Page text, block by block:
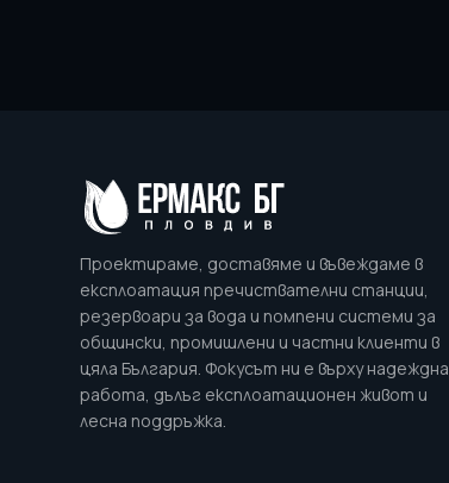
Проектираме, доставяме и въвеждаме в
експлоатация пречиствателни станции,
резервоари за вода и помпени системи за
общински, промишлени и частни клиенти в
цяла България. Фокусът ни е върху надеждна
работа, дълъг експлоатационен живот и
лесна поддръжка.